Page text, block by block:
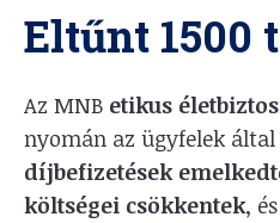
Eltűnt 1500
Az MNB etikus
nyomán az ügyfelek
díjbefizetések
költségei csökkentek, és